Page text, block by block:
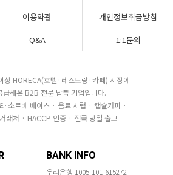
이용약관
개인정보취급방침
Q&A 1:1문의
상 HORECA(호텔·레스토랑·카페) 시장에
급해온 B2B 전문 납품 기업입니다.
·소르베 베이스 · 음료 시럽 · 캡슐커피 ·
래처 · HACCP 인증 · 전국 당일 출고
BANK INFO
우리은행 1005-101-615272